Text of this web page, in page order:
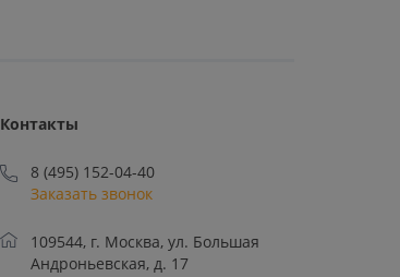
Контакты
8 (495) 152-04-40
Заказать звонок
109544, г. Москва, ул. Большая
Андроньевская, д. 17